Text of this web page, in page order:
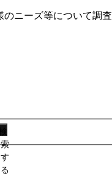
ニーズ等について調
索
す
る